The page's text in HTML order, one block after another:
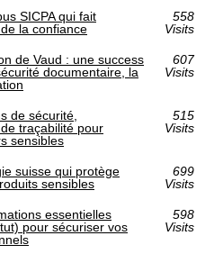
SICPA qui fait
la confiance
558
Visits
de Vaud : une success
documentaire, la
607
Visits
de sécurité,
traçabilité pour
sensibles
515
Visits
suisse qui protège
sensibles
699
Visits
essentielles
pour sécuriser vos
598
Visits